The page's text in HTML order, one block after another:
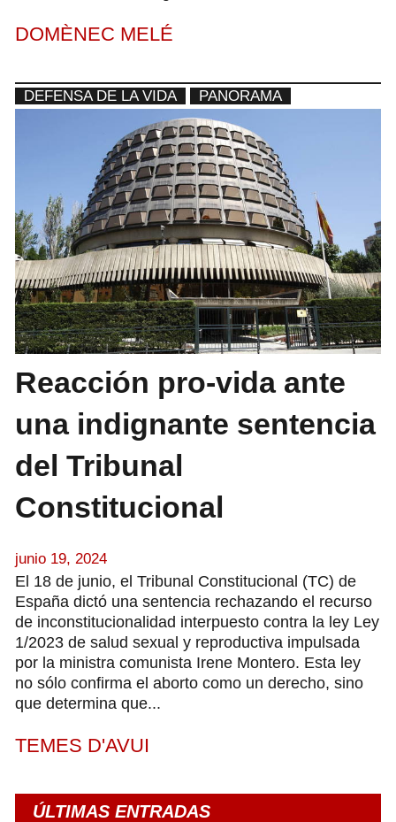
DOMÈNEC MELÉ
DEFENSA DE LA VIDA PANORAMA
Reacción pro-vida ante
una indignante sentencia
del Tribunal
Constitucional
junio 19, 2024
El 18 de junio, el Tribunal Constitucional (TC) de
España dictó una sentencia rechazando el recurso
de inconstitucionalidad interpuesto contra la ley Ley
1/2023 de salud sexual y reproductiva impulsada
por la ministra comunista Irene Montero. Esta ley
no sólo confirma el aborto como un derecho, sino
que determina que...
TEMES D'AVUI
ÚLTIMAS ENTRADAS